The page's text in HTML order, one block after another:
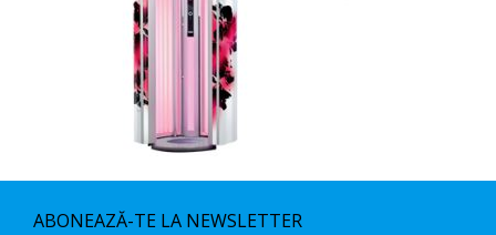
ABONEAZĂ-TE LA NEWSLETTER